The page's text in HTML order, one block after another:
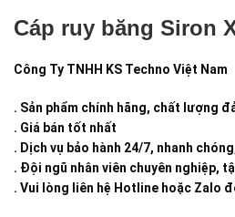
Cáp ruy băng Siron
Công Ty TNHH KS Techno Việt Nam
. Sản phẩm chính hãng, chất lượng
. Giá bán tốt nhất
. Dịch vụ bảo hành 24/7, nhanh
. Đội ngũ nhân viên chuyên nghiệp,
. Vui lòng liên hệ Hotline hoặc Zalo